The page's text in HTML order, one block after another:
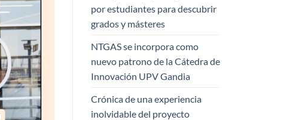
por estudiantes para descubrir
grados y másteres
NTGAS se incorpora como
nuevo patrono de la Cátedra de
Innovación UPV Gandia
Crónica de una experiencia
inolvidable del proyecto